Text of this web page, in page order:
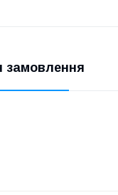
замовлення